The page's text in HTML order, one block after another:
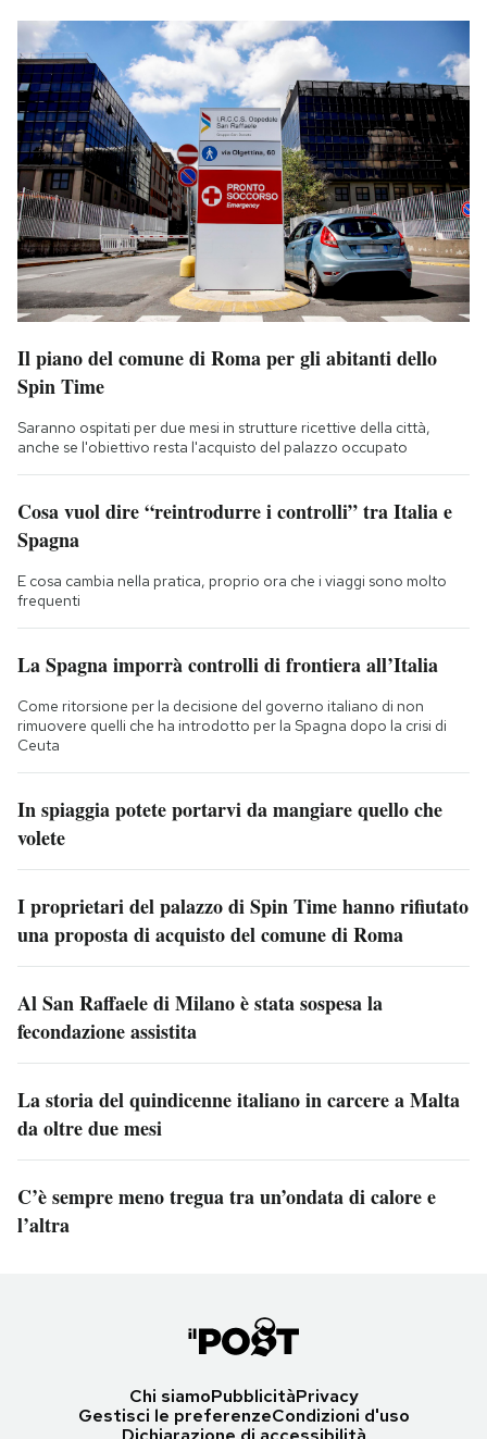
Il piano del comune di Roma per gli abitanti dello
Spin Time
Saranno ospitati per due mesi in strutture ricettive della città,
anche se l'obiettivo resta l'acquisto del palazzo occupato
Cosa vuol dire “reintrodurre i controlli” tra Italia e
Spagna
E cosa cambia nella pratica, proprio ora che i viaggi sono molto
frequenti
La Spagna imporrà controlli di frontiera all’Italia
Come ritorsione per la decisione del governo italiano di non
rimuovere quelli che ha introdotto per la Spagna dopo la crisi di
Ceuta
In spiaggia potete portarvi da mangiare quello che
volete
I proprietari del palazzo di Spin Time hanno rifiutato
una proposta di acquisto del comune di Roma
Al San Raffaele di Milano è stata sospesa la
fecondazione assistita
La storia del quindicenne italiano in carcere a Malta
da oltre due mesi
C’è sempre meno tregua tra un’ondata di calore e
l’altra
Chi siamoPubblicitàPrivacy
Gestisci le preferenzeCondizioni d'uso